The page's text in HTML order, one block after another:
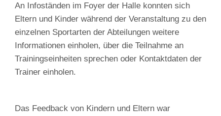
An Infoständen im Foyer der Halle konnten sich
Eltern und Kinder während der Veranstaltung zu den
einzelnen Sportarten der Abteilungen weitere
Informationen einholen, über die Teilnahme an
Trainingseinheiten sprechen oder Kontaktdaten der
Trainer einholen.
Das Feedback von Kindern und Eltern war